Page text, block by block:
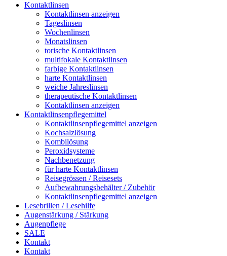
Kontaktlinsen
Kontaktlinsen anzeigen
Tageslinsen
Wochenlinsen
Monatslinsen
torische Kontaktlinsen
multifokale Kontaktlinsen
farbige Kontaktlinsen
harte Kontaktlinsen
weiche Jahreslinsen
therapeutische Kontaktlinsen
Kontaktlinsen anzeigen
Kontaktlinsenpflegemittel
Kontaktlinsenpflegemittel anzeigen
Kochsalzlösung
Kombilösung
Peroxidsysteme
Nachbenetzung
für harte Kontaktlinsen
Reisegrössen / Reisesets
Aufbewahrungsbehälter / Zubehör
Kontaktlinsenpflegemittel anzeigen
Lesebrillen / Lesehilfe
Augenstärkung / Stärkung
Augenpflege
SALE
Kontakt
Kontakt